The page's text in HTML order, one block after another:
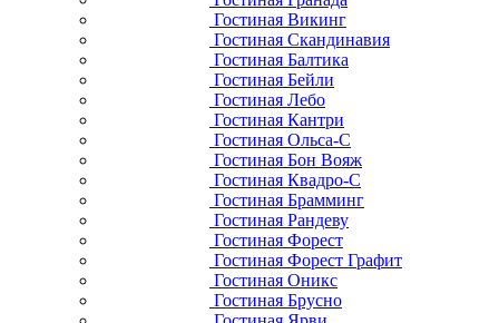
Гостиная Викинг
Гостиная Скандинавия
Гостиная Балтика
Гостиная Бейли
Гостиная Лебо
Гостиная Кантри
Гостиная Ольса-С
Гостиная Бон Вояж
Гостиная Квадро-С
Гостиная Брамминг
Гостиная Рандеву
Гостиная Форест
Гостиная Форест Графит
Гостиная Оникс
Гостиная Брусно